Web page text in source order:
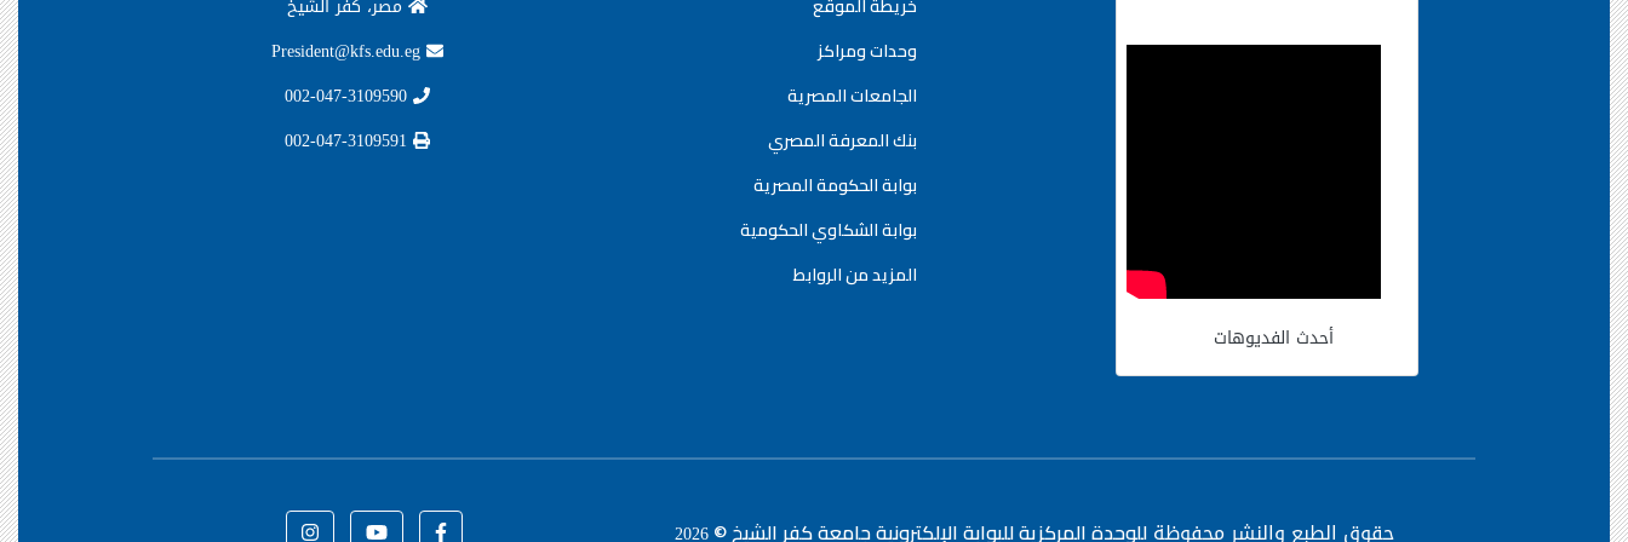
أحدث الفديوهات
وحدات ومراكز
الجامعات المصرية
بنك المعرفة المصري
بوابة الحكومة المصرية
بوابة الشكاوي الحكومية
المزيد من الروابط
مصر، كفر الشيخ
حقوق الطبع والنشر محفوظةللوحدة المركزية للبوابة الإلكترونية جامعة كفر الشيخ ©2026